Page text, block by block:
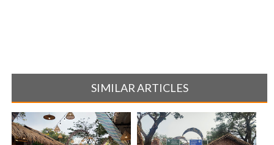
SIMILAR ARTICLES